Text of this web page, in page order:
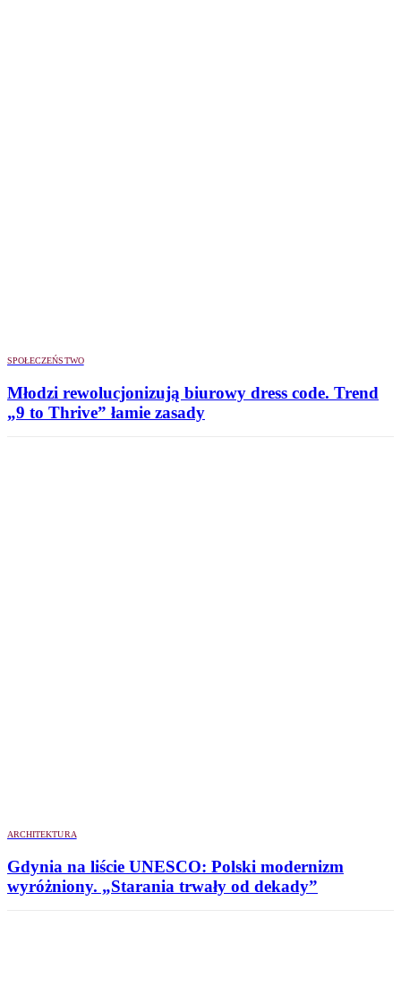
SPOŁECZEŃSTWO
Młodzi rewolucjonizują biurowy dress code. Trend
„9 to Thrive” łamie zasady
ARCHITEKTURA
Gdynia na liście UNESCO: Polski modernizm
wyróżniony. „Starania trwały od dekady”